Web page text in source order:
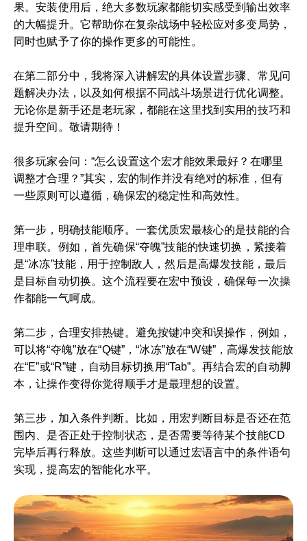
果。安装使用后，绝大多数玩家都能切实感受到输出效率
的大幅提升。它帮助你在复杂战场中轻松应对多变局势，
同时也赋予了你的操作更多的可能性。
在第二部分中，我将深入讲解宏的具体设置步骤、常见问
题解决办法，以及如何根据不同战斗场景进行优化调整。
无论你是新手还是老玩家，都能在这里找到实用的技巧和
提升空间。敬请期待！
很多玩家会问：“怎么设置这个宏才能效果最好？在哪里
调整才合理？”其实，宏的制作并没有绝对的标准，但有
一些原则可以遵循，确保宏的稳定性和高效性。
第一步，明确技能顺序。一套优质宏最核心的是技能的合
理串联。例如，首先确保“夺魄”技能的快速切换，紧接着
是“冰冻”技能，用于控制敌人，然后是高爆发技能，最后
是目标自动切换。这个流程要在宏中预设，确保每一次操
作都能一气呵成。
第二步，合理安排热键。避免按键冲突和误操作，例如，
可以将“夺魄”放在“Q键”，“冰冻”放在“W键”，高爆发技能放
在“E”或“R”键，自动目标切换用“Tab”。再结合宏的自动脚
本，让操作变得你觉得顺手才是最理想的设置。
第三步，加入条件判断。比如，用宏判断目标是否还在范
围内、是否正处于控制状态，是否需要等待某个技能CD
完毕后再行释放。这些判断可以通过宏语言中的条件语句
实现，提高宏的智能化水平。